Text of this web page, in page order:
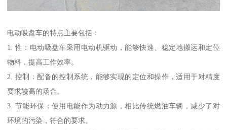
电动吸盘车的特点主要包括：
1. 性：电动吸盘车采用电动机驱动，能够快速、稳定地搬运和定位
物料，提高工作效率。
2. 控制：配备的控制系统，能够实现的定位和操作，适用于对精度
要求较高的场合。
3. 节能环保：使用电能作为动力源，相比传统燃油车辆，减少了对
环境的污染，符合的要求。